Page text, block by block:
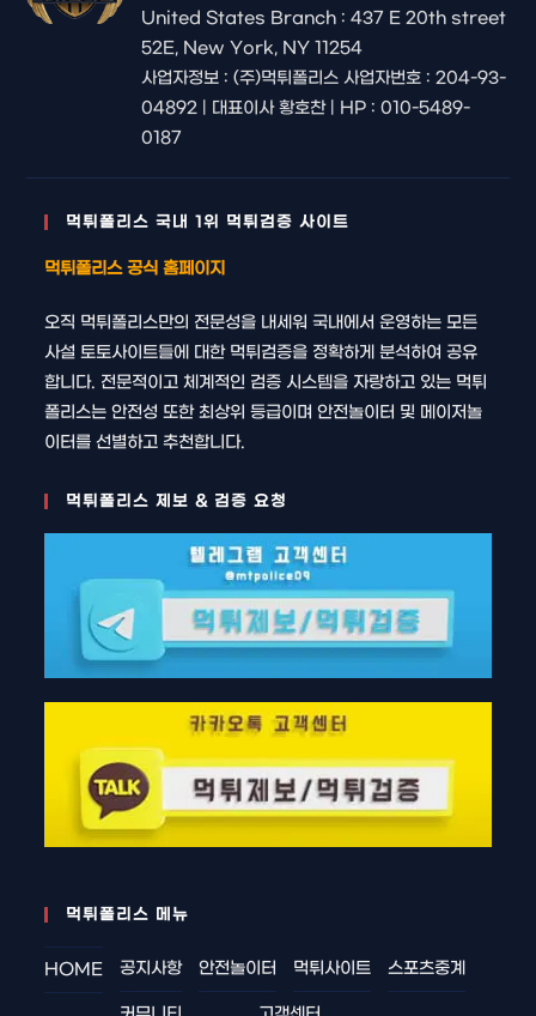
United States Branch : 437 E 20th street
52E, New York, NY 11254
사업자정보 : (주)먹튀폴리스 사업자번호 : 204-93-
04892 | 대표이사 황호찬 | HP : 010-5489-
0187
먹튀폴리스 국내 1위 먹튀검증 사이트
먹튀폴리스 공식 홈페이지
오직 먹튀폴리스만의 전문성을 내세워 국내에서 운영하는 모든
사설 토토사이트들에 대한 먹튀검증을 정확하게 분석하여 공유
합니다. 전문적이고 체계적인 검증 시스템을 자랑하고 있는 먹튀
폴리스는 안전성 또한 최상위 등급이며 안전놀이터 및 메이저놀
이터를 선별하고 추천합니다.
먹튀폴리스 제보 & 검증 요청
먹튀폴리스 메뉴
HOME 공지사항 안전놀이터 먹튀사이트 스포츠중계